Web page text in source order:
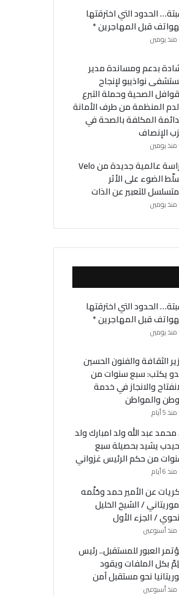
الحدود التي اخترقتها
قبل المهاجرين *
منذ يومين
بدعم ومساندة مدير
نواذيبو لإنجاح
الصحية وحملة التبرع
المنظمة من طرف الأمانة
المكلفة بالصحة في
الإنصاف
منذ يومين
دراسة عالمية جديدة من Velo
الضوء على الأثر
للتعبير عن الذات
منذ يومين
الحدود التي اخترقتها
قبل المهاجرين *
منذ يومين
الثقافة والفنون الحسين
يكتب: سبع سنوات من
والانجاز في خدمة
والمواطن
منذ 5 أيام
محمد عبد الله ولد امبارك ولد
يشيد بحصيلة سبع
من حكم الرئيس غزواني
منذ 6 أيام
عن الأمير حمد وحُلْمه
/ الشيخ الخليل
/ الجزء الأول
منذ أسبوعين
العبور للمستقبل.. رئيس
بكل الملفات ويقود
نحو مستقبل آمن
منذ أسبوعين